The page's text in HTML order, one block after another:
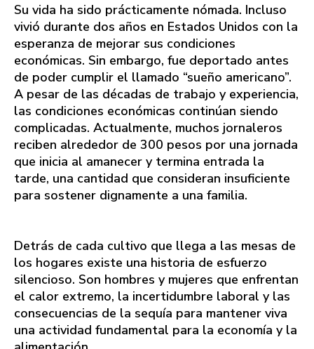
Su vida ha sido prácticamente nómada. Incluso
vivió durante dos años en Estados Unidos con la
esperanza de mejorar sus condiciones
económicas. Sin embargo, fue deportado antes
de poder cumplir el llamado “sueño americano”.
A pesar de las décadas de trabajo y experiencia,
las condiciones económicas continúan siendo
complicadas. Actualmente, muchos jornaleros
reciben alrededor de 300 pesos por una jornada
que inicia al amanecer y termina entrada la
tarde, una cantidad que consideran insuficiente
para sostener dignamente a una familia.
Detrás de cada cultivo que llega a las mesas de
los hogares existe una historia de esfuerzo
silencioso. Son hombres y mujeres que enfrentan
el calor extremo, la incertidumbre laboral y las
consecuencias de la sequía para mantener viva
una actividad fundamental para la economía y la